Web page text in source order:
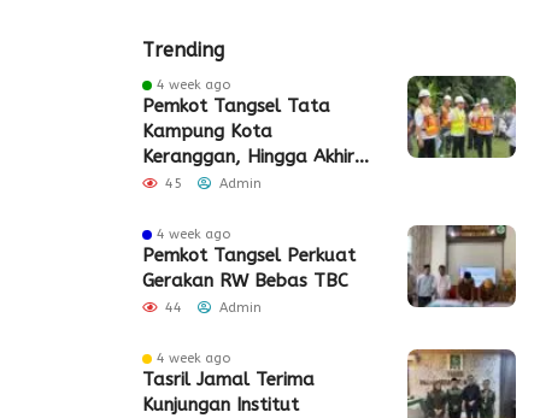
Trending
4 week ago
Pemkot Tangsel Tata
Kampung Kota
Keranggan, Hingga Akhir
2026
45 Admin
4 week ago
Pemkot Tangsel Perkuat
Gerakan RW Bebas TBC
44 Admin
4 week ago
Tasril Jamal Terima
Kunjungan Institut